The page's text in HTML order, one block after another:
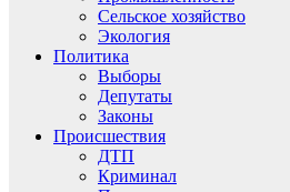
Сельское хозяйство
Экология
Политика
Выборы
Депутаты
Законы
Происшествия
ДТП
Криминал